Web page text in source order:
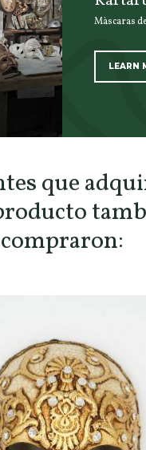
Màscaras
LEARN
que
compraron: